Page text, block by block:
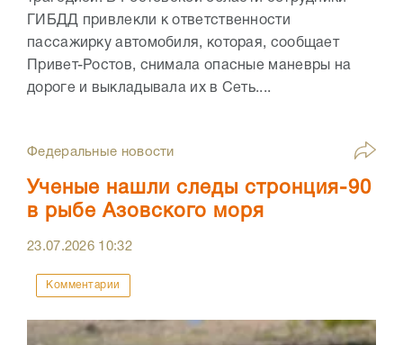
ГИБДД привлекли к ответственности
пассажирку автомобиля, которая, сообщает
Привет-Ростов, снимала опасные маневры на
дороге и выкладывала их в Сеть....
Федеральные новости
Ученые нашли следы стронция-90
в рыбе Азовского моря
23.07.2026 10:32
Комментарии